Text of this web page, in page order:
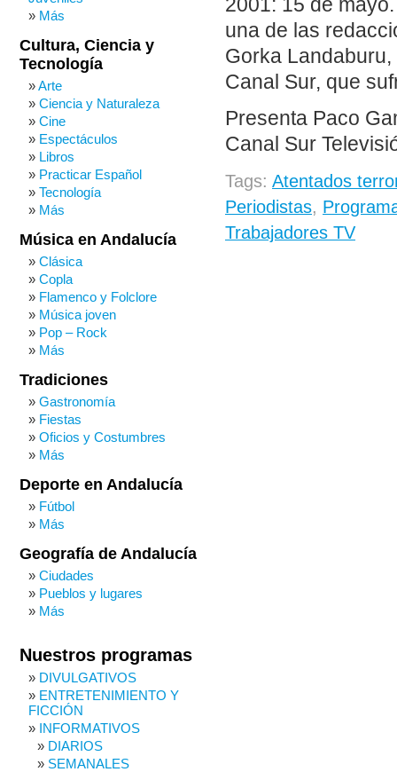
2001: 15 de
una de las
Gorka
Canal Sur, que
Presenta Paco
Canal Sur
Tags: Atentados
Periodistas,
Trabajadores TV
Más
Cultura, Ciencia y
Tecnología
Arte
Ciencia y Naturaleza
Cine
Espectáculos
Libros
Practicar Español
Tecnología
Más
Música en Andalucía
Clásica
Copla
Flamenco y Folclore
Música joven
Pop – Rock
Más
Tradiciones
Gastronomía
Fiestas
Oficios y Costumbres
Más
Deporte en Andalucía
Fútbol
Más
Geografía de Andalucía
Ciudades
Pueblos y lugares
Más
Nuestros programas
DIVULGATIVOS
ENTRETENIMIENTO Y
FICCIÓN
INFORMATIVOS
DIARIOS
SEMANALES